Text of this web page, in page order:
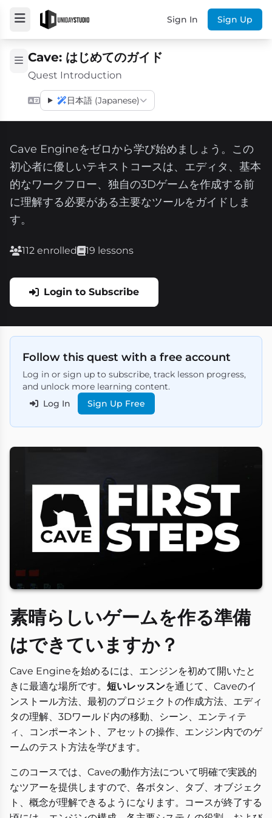
Sign In Sign Up
Cave: はじめてのガイド
Quest Introduction
日本語 (Japanese)
Cave Engineをゼロから学び始めましょう。この
初心者に優しいテキストコースは、エディタ、基本
的なワークフロー、独自の3Dゲームを作成する前
に理解する必要がある主要なツールをガイドしま
す。
112 enrolled 19 lessons
Login to Subscribe
Follow this quest with a free account
Log in or sign up to subscribe, track lesson progress,
and unlock more learning content.
Log In
Sign Up Free
素晴らしいゲームを作る準備
はできていますか？
Cave Engineを始めるには、エンジンを初めて開いたと
きに最適な場所です。 短いレッスンを通じて、Caveのイ
ンストール方法、最初のプロジェクトの作成方法、エディ
タの理解、3Dワールド内の移動、シーン、エンティテ
ィ、コンポーネント、アセットの操作、エンジン内でのゲ
ームのテスト方法を学びます。
このコースでは、Caveの動作方法について明確で実践的
なツアーを提供しますので、各ボタン、タブ、オブジェク
ト、概念が理解できるようになります。コースが終了する